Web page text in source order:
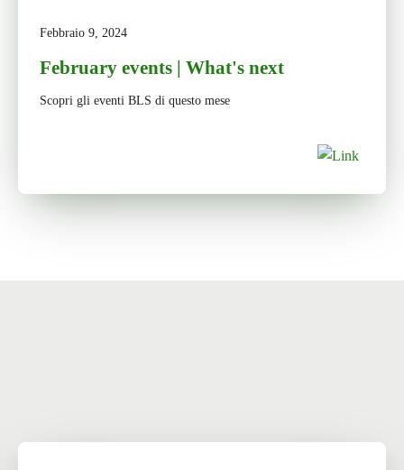
Febbraio 9, 2024
February events | What's next
Scopri gli eventi BLS di questo mese